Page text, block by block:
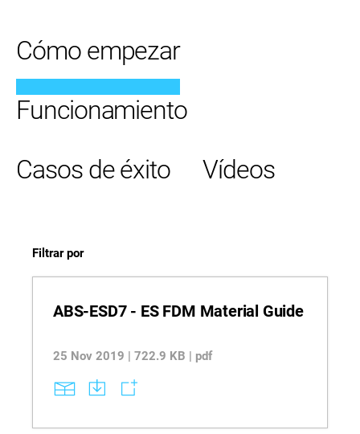
Cómo empezar
Funcionamiento
Casos de éxito
Vídeos
Filtrar por
ABS-ESD7 - ES FDM Material Guide
25 Nov 2019 | 722.9 KB | pdf